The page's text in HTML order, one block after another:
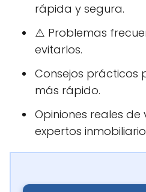
rápida y segura.
⚠️ Problemas
evitarlos.
Consejos prácticos
más rápido.
Opiniones reales
expertos